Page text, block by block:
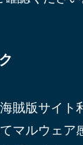
賊版サイト
マルウェア